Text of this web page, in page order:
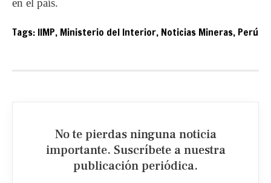
en el país.
Tags: IIMP, Ministerio del Interior, Noticias Mineras, Perú
No te pierdas ninguna noticia
importante. Suscríbete a nuestra
publicación periódica.​